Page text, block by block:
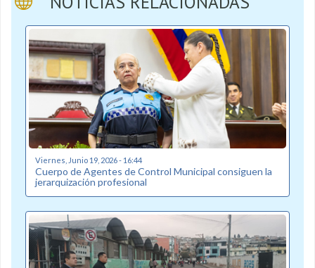
Viernes, Junio 19, 2026 - 16:44
Cuerpo de Agentes de Control Municipal consiguen la
jerarquización profesional